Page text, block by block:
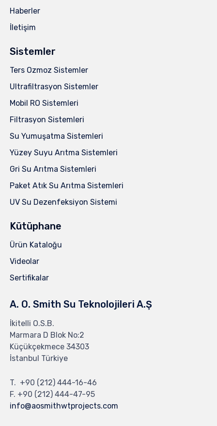
Haberler
İletişim
Sistemler
Ters Ozmoz Sistemler
Ultrafiltrasyon Sistemler
Mobil RO Sistemleri
Filtrasyon Sistemleri
Su Yumuşatma Sistemleri
Yüzey Suyu Arıtma Sistemleri
Gri Su Arıtma Sistemleri
Paket Atık Su Arıtma Sistemleri
UV Su Dezenfeksiyon Sistemi
Kütüphane
Ürün Kataloğu
Videolar
Sertifikalar
A. O. Smith Su Teknolojileri A.Ş
İkitelli O.S.B.
Marmara D Blok No:2
Küçükçekmece 34303
İstanbul Türkiye
T. +90 (212) 444-16-46
F. +90 (212) 444-47-95
info@aosmithwtprojects.com